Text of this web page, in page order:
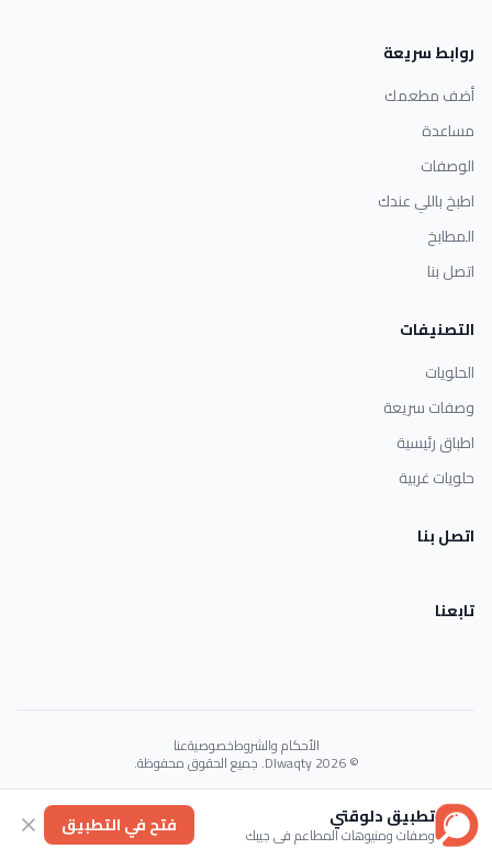
روابط سريعة
أضف مطعمك
مساعدة
الوصفات
اطبخ باللي عندك
المطابخ
اتصل بنا
التصنيفات
الحلويات
وصفات سريعة
اطباق رئيسية
حلويات غربية
اتصل بنا
تابعنا
الأحكام والشروطخصوصيةعنا
© 2026 Dlwaqty. جميع الحقوق محفوظة.
Powered byGAIT
تطبيق دلوقتي
وصفات ومنيوهات المطاعم في جيبك فتح في التطبيق